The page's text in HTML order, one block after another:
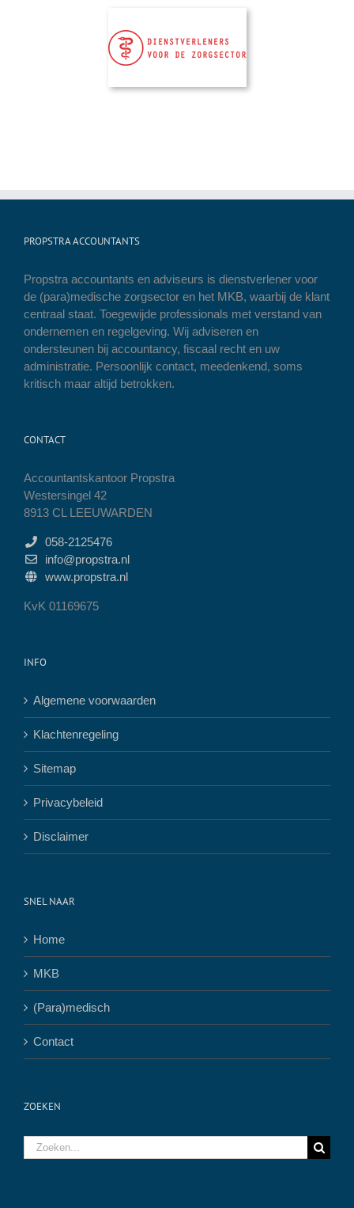
PROPSTRA ACCOUNTANTS
Propstra accountants en adviseurs is dienstverlener voor
de (para)medische zorgsector en het MKB, waarbij de klant
centraal staat. Toegewijde professionals met verstand van
ondernemen en regelgeving. Wij adviseren en
ondersteunen bij accountancy, fiscaal recht en uw
administratie. Persoonlijk contact, meedenkend, soms
kritisch maar altijd betrokken.
CONTACT
Accountantskantoor Propstra
Westersingel 42
8913 CL LEEUWARDEN
058-2125476
info@propstra.nl
www.propstra.nl
KvK 01169675
INFO
Algemene voorwaarden
Klachtenregeling
Sitemap
Privacybeleid
Disclaimer
SNEL NAAR
Home
MKB
(Para)medisch
Contact
ZOEKEN
Zoeken
naar: